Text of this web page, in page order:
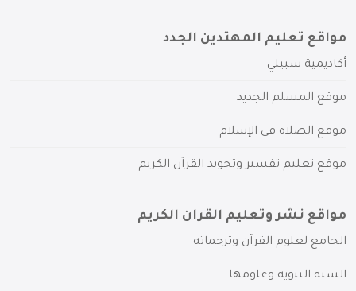
مواقع تعليم المهتدين الجدد
أكاديمية سبيلي
موقع المسلم الجديد
موقع الصلاة في الإسلام
موقع تعليم تفسير وتجويد القرآن الكريم
مواقع نشر وتعليم القرآن الكريم
الجامع لعلوم القرآن وترجماته
السنة النبوية وعلومها